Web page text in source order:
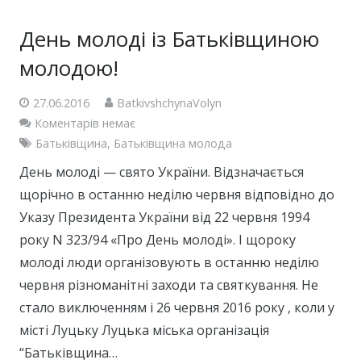
Депутатський корпус
Громадські приймальні
Контакти
День молоді із Батьківщиною
молодою!
27.06.2016
BatkivshchynaVolyn
Коментарів немає
Батьківщина, Батьківщина молода
День молоді — свято України. Відзначається
щорічно в останню неділю червня відповідно до
Указу Президента України від 22 червня 1994
року N 323/94 «Про День молоді». І щороку
молоді люди організовують в останню неділю
червня різноманітні заходи та святкування. Не
стало виключенням і 26 червня 2016 року , коли у
місті Луцьку Луцька міська організація
“Батьківщина…